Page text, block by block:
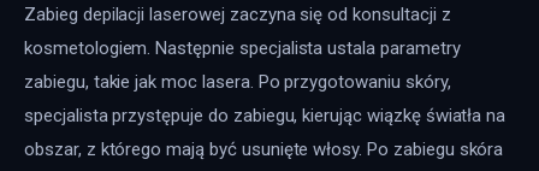
Zabieg depilacji laserowej zaczyna się od konsultacji z
kosmetologiem. Następnie specjalista ustala parametry
zabiegu, takie jak moc lasera. Po przygotowaniu skóry,
specjalista przystępuje do zabiegu, kierując wiązkę światła na
obszar, z którego mają być usunięte włosy. Po zabiegu skóra